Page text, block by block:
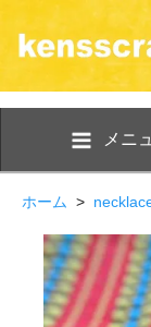
メニ
ホーム >